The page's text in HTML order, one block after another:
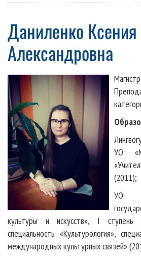
Даниленко Ксения
Александровна
УО
(2011);
УО
культуры и искусств», I ступень
специальность «Культурология»,
международных культурных связей»